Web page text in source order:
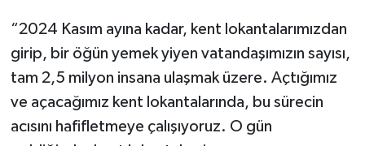
“2024 Kasım ayına kadar, kent lokantalarımızdan
girip, bir öğün yemek yiyen vatandaşımızın sayısı,
tam 2,5 milyon insana ulaşmak üzere. Açtığımız
ve açacağımız kent lokantalarında, bu sürecin
acısını hafifletmeye çalışıyoruz. O gün